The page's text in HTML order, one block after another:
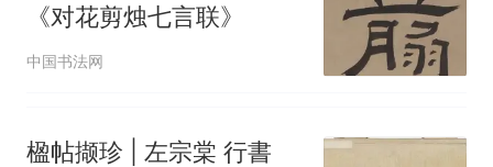
《对花剪烛七言联》
中国书法网
楹帖撷珍 | 左宗棠 行書